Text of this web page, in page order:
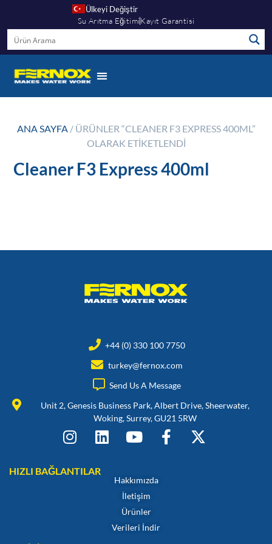
Ülkeyi Değiştir
Su Arıtma EğitimiKayıt Garantisi
ANA SAYFA/ ÜRÜNLER “CLEANER F3 EXPRESS 400ML”
OLARAK ETIKETLENDI
Cleaner F3 Express 400ml
+44 (0) 330 100 7750
turkey@fernox.com
Send Us A Message
Unit 2, Genesis Business Park, Albert Drive, Sheerwater,
Woking, Surrey, GU21 5RW
HIZLI BAĞLANTILAR
Hakkımızda
İletişim
Ürünler
Verileri İndir